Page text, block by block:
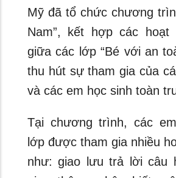
Mỹ đã tổ chức chương
Nam”, kết hợp các hoạt
giữa các lớp “Bé với an
thu hút sự tham gia của
và các em học sinh toàn
Tại chương trình, các
lớp được tham gia nhiều
như: giao lưu trả lời câu